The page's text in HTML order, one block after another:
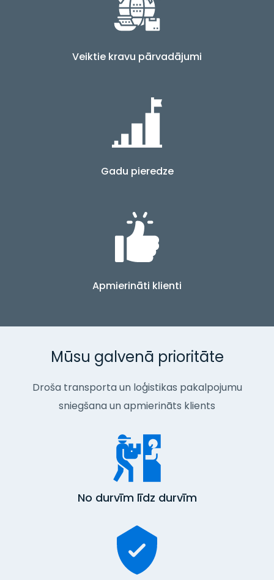
Veiktie kravu pārvadājumi
Gadu pieredze
Apmierināti klienti
Mūsu galvenā prioritāte
Droša transporta un loģistikas pakalpojumu
sniegšana un apmierināts klients
No durvīm līdz durvīm